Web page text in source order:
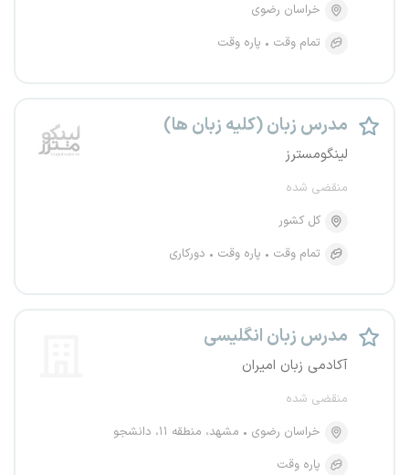
خراسان رضوی
تمام وقت
پاره وقت
مدرس زبان (کلیه زبان ها)
لینگومسترز
منقضی شده
کل کشور
تمام وقت
پاره وقت دورکاری
مدرس زبان انگلیسی
آکادمی زبان امیران
منقضی شده
خراسان رضوی
مشهد، منطقه ۱۱، دانشجو
پاره وقت